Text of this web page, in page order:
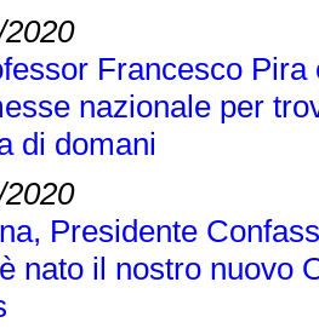
Francesco
nazionale per
di domani
Presidente
nato il nostro nuovo